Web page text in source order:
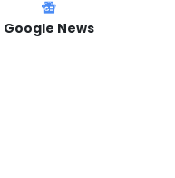
Google News